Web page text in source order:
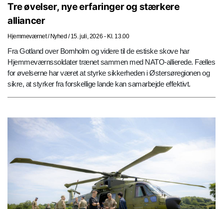
Tre øvelser, nye erfaringer og stærkere
alliancer
Hjemmeværnet / Nyhed / 15. juli, 2026 - Kl. 13.00
Fra Gotland over Bornholm og videre til de estiske skove har
Hjemmeværnssoldater trænet sammen med NATO-allierede. Fælles
for øvelserne har været at styrke sikkerheden i Østersøregionen og
sikre, at styrker fra forskellige lande kan samarbejde effektivt.